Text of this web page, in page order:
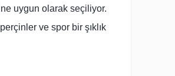
uygun olarak seçiliyor.
ve spor bir şıklık